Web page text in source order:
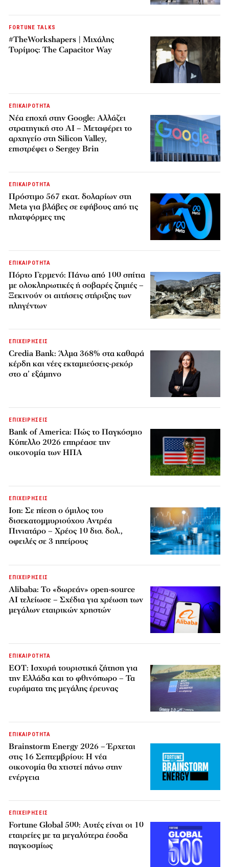
FORTUNE TALKS
#TheWorkshapers | Μιχάλης
Τυρίμος: The Capacitor Way
ΕΠΙΚΑΙΡΟΤΗΤΑ
Νέα εποχή στην Google: Αλλάζει
στρατηγική στο AI – Μεταφέρει το
αρχηγείο στη Silicon Valley,
επιστρέφει ο Sergey Brin
ΕΠΙΚΑΙΡΟΤΗΤΑ
Πρόστιμο 567 εκατ. δολαρίων στη
Meta για βλάβες σε εφήβους από τις
πλατφόρμες της
ΕΠΙΚΑΙΡΟΤΗΤΑ
Πόρτο Γερμενό: Πάνω από 100 σπίτια
με ολοκληρωτικές ή σοβαρές ζημιές –
Ξεκινούν οι αιτήσεις στήριξης των
πληγέντων
ΕΠΙΧΕΙΡΗΣΕΙΣ
Credia Bank: Άλμα 368% στα καθαρά
κέρδη και νέες εκταμιεύσεις-ρεκόρ
στο α’ εξάμηνο
ΕΠΙΧΕΙΡΗΣΕΙΣ
Bank of America: Πώς το Παγκόσμιο
Κύπελλο 2026 επηρέασε την
οικονομία των ΗΠΑ
ΕΠΙΧΕΙΡΗΣΕΙΣ
Ion: Σε πίεση ο όμιλος του
δισεκατομμυριούχου Αντρέα
Πινιατάρο – Χρέος 10 δισ. δολ.,
οφειλές σε 3 ηπείρους
ΕΠΙΧΕΙΡΗΣΕΙΣ
Alibaba: Το «δωρεάν» open-source
AI τελείωσε – Σχέδια για χρέωση των
μεγάλων εταιρικών χρηστών
ΕΠΙΚΑΙΡΟΤΗΤΑ
ΕΟΤ: Ισχυρή τουριστική ζήτηση για
την Ελλάδα και το φθινόπωρο – Τα
ευρήματα της μεγάλης έρευνας
ΕΠΙΚΑΙΡΟΤΗΤΑ
Brainstorm Energy 2026 – Έρχεται
στις 16 Σεπτεμβρίου: Η νέα
οικονομία θα χτιστεί πάνω στην
ενέργεια
ΕΠΙΧΕΙΡΗΣΕΙΣ
Fortune Global 500: Αυτές είναι οι 10
εταιρείες με τα μεγαλύτερα έσοδα
παγκοσμίως